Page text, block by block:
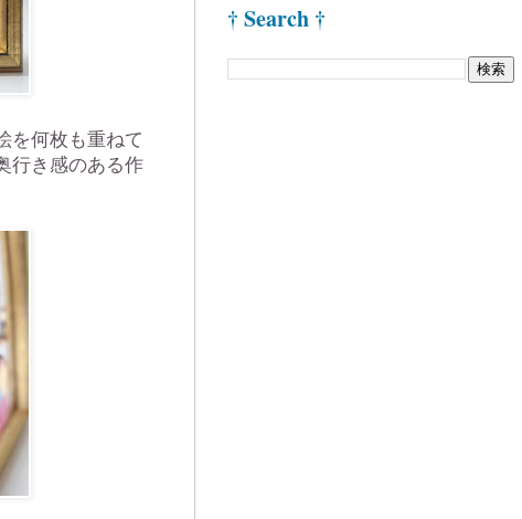
を何枚も重ねて
行き感のある作
† Search †